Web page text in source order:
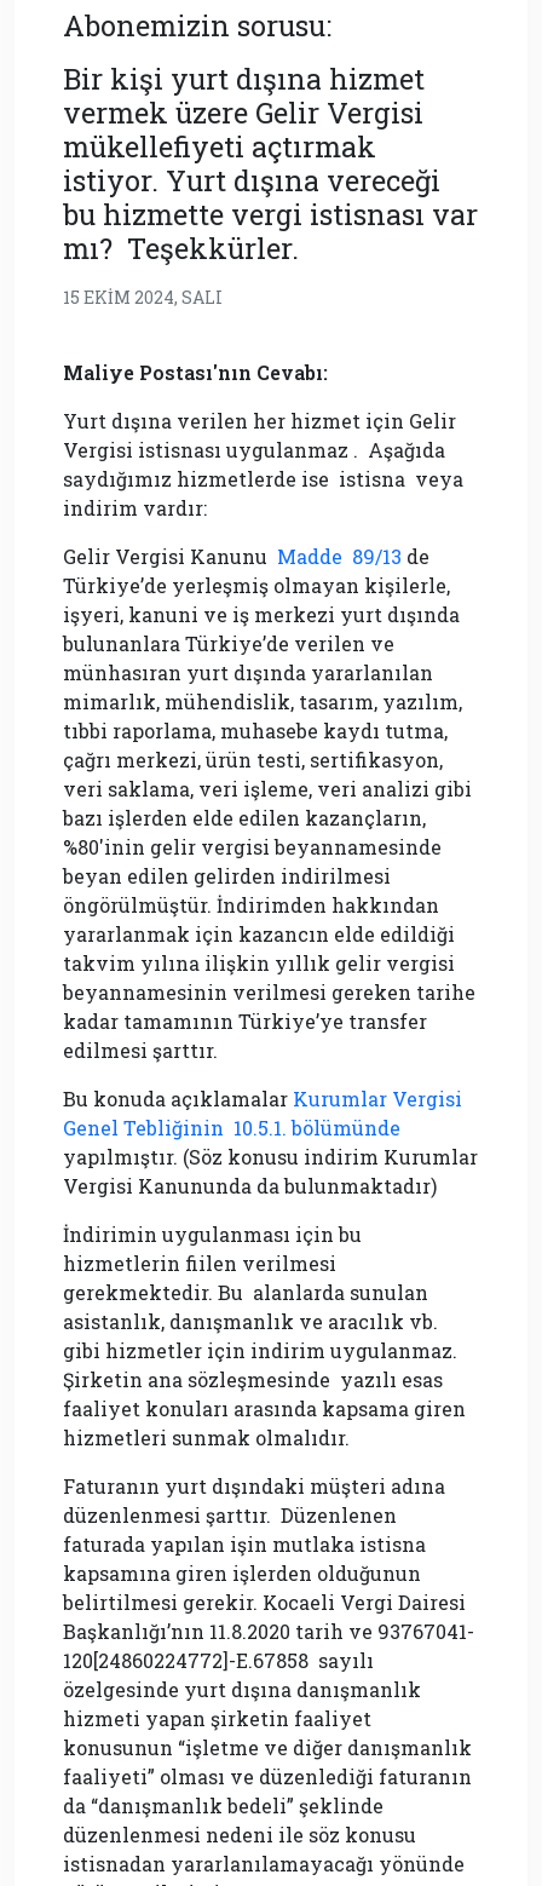
Abonemizin sorusu:
Bir kişi yurt dışına hizmet
vermek üzere Gelir Vergisi
mükellefiyeti açtırmak
istiyor. Yurt dışına vereceği
bu hizmette vergi istisnası var
mı? Teşekkürler.
15 EKIM 2024, SALI
Maliye Postası'nın Cevabı:
Yurt dışına verilen her hizmet için Gelir
Vergisi istisnası uygulanmaz . Aşağıda
saydığımız hizmetlerde ise istisna veya
indirim vardır:
Gelir Vergisi Kanunu Madde 89/13 de
Türkiye’de yerleşmiş olmayan kişilerle,
işyeri, kanuni ve iş merkezi yurt dışında
bulunanlara Türkiye’de verilen ve
münhasıran yurt dışında yararlanılan
mimarlık, mühendislik, tasarım, yazılım,
tıbbi raporlama, muhasebe kaydı tutma,
çağrı merkezi, ürün testi, sertifikasyon,
veri saklama, veri işleme, veri analizi gibi
bazı işlerden elde edilen kazançların,
%80'inin gelir vergisi beyannamesinde
beyan edilen gelirden indirilmesi
öngörülmüştür. İndirimden hakkından
yararlanmak için kazancın elde edildiği
takvim yılına ilişkin yıllık gelir vergisi
beyannamesinin verilmesi gereken tarihe
kadar tamamının Türkiye’ye transfer
edilmesi şarttır.
Bu konuda açıklamalar Kurumlar Vergisi
Genel Tebliğinin 10.5.1. bölümünde
yapılmıştır. (Söz konusu indirim Kurumlar
Vergisi Kanununda da bulunmaktadır)
İndirimin uygulanması için bu
hizmetlerin fiilen verilmesi
gerekmektedir. Bu alanlarda sunulan
asistanlık, danışmanlık ve aracılık vb.
gibi hizmetler için indirim uygulanmaz.
Şirketin ana sözleşmesinde yazılı esas
faaliyet konuları arasında kapsama giren
hizmetleri sunmak olmalıdır.
Faturanın yurt dışındaki müşteri adına
düzenlenmesi şarttır. Düzenlenen
faturada yapılan işin mutlaka istisna
kapsamına giren işlerden olduğunun
belirtilmesi gerekir. Kocaeli Vergi Dairesi
Başkanlığı’nın 11.8.2020 tarih ve 93767041-
120[24860224772]-E.67858 sayılı
özelgesinde yurt dışına danışmanlık
hizmeti yapan şirketin faaliyet
konusunun “işletme ve diğer danışmanlık
faaliyeti” olması ve düzenlediği faturanın
da “danışmanlık bedeli” şeklinde
düzenlenmesi nedeni ile söz konusu
istisnadan yararlanılamayacağı yönünde